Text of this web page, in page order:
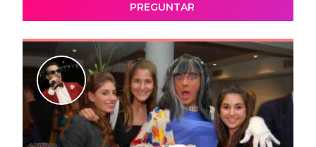
PREGUNTAR